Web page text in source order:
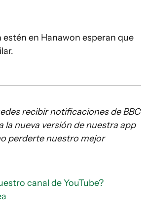
en Hanawon esperan que
recibir notificaciones de BBC
la nueva versión de nuestra app
perderte nuestro mejor
canal de YouTube?